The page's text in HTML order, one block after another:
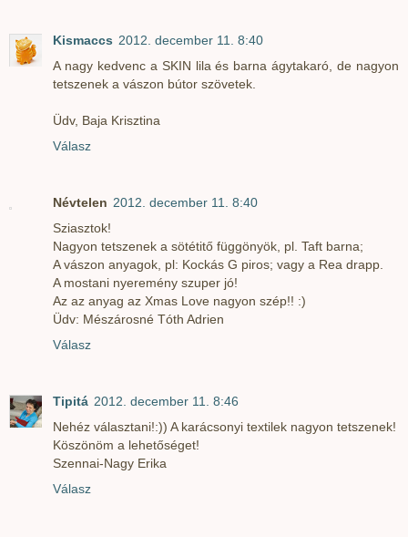
Kismaccs 2012. december 11. 8:40
A nagy kedvenc a SKIN lila és barna ágytakaró, de nagyon
tetszenek a vászon bútor szövetek.
Üdv, Baja Krisztina
Válasz
Névtelen 2012. december 11. 8:40
Sziasztok!
Nagyon tetszenek a sötétitő függönyök, pl. Taft barna;
A vászon anyagok, pl: Kockás G piros; vagy a Rea drapp.
A mostani nyeremény szuper jó!
Az az anyag az Xmas Love nagyon szép!! :)
Üdv: Mészárosné Tóth Adrien
Válasz
Tipitá 2012. december 11. 8:46
Nehéz választani!:)) A karácsonyi textilek nagyon tetszenek!
Köszönöm a lehetőséget!
Szennai-Nagy Erika
Válasz